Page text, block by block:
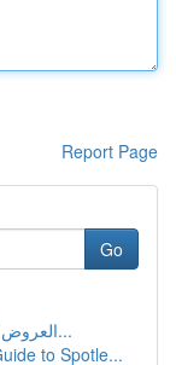
Report Page
Go
العروض التفاعلية في اجتماعات العمل و المدار...
to Spotle...